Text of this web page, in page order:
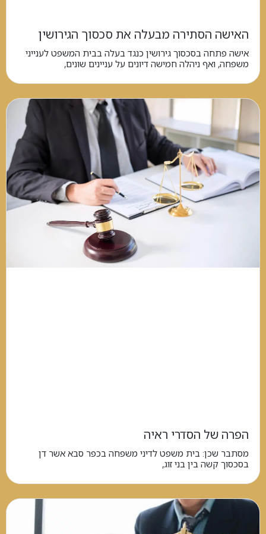
האישה הסתירה מבעלה את סכסוך הגירושין
אישה פתחה בסכסוך גירושין כנגד בעלה בבית המשפט לענייני
משפחה, ואף ניהלה חמישה דיונים על עניינים שונים,
הפרה של הסדרי ראיה
מסתבר שכן: בית משפט לדיני משפחה בכפר סבא אשר דן
בסכסוך קשה בין בני זוג,